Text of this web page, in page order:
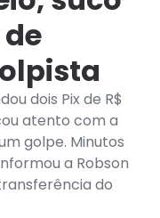
dois Pix de R$
atento com a
golpe. Minutos
a Robson
do